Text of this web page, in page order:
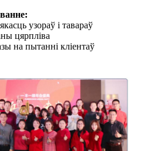
узораў і тавараў
цярпліва
на пытанні кліентаў